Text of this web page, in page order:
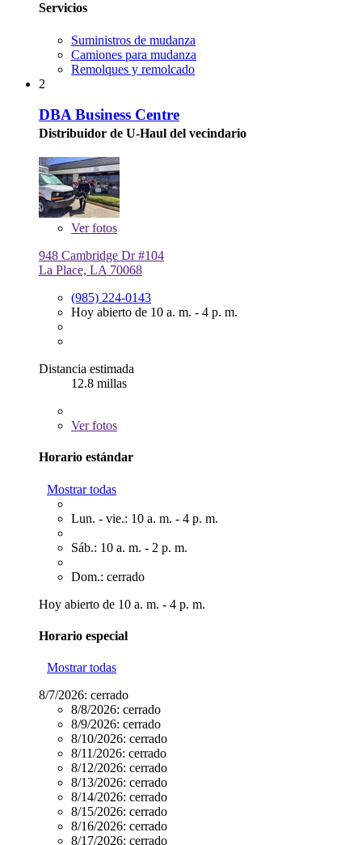
Servicios
Suministros de mudanza
Camiones para mudanza
Remolques y remolcado
2
DBA Business Centre
Distribuidor de U-Haul del vecindario
Verfotos
948 Cambridge Dr #104
La Place, LA 70068
(985) 224-0143
Hoy abierto de 10 a. m. - 4 p. m.
Distancia estimada
12.8 millas
Verfotos
Horario estándar
Mostrar todas
Lun. - vie.: 10 a. m. - 4 p. m.
Sáb.: 10 a. m. - 2 p. m.
Dom.: cerrado
Hoy abierto de 10 a. m. - 4 p. m.
Horario especial
Mostrar todas
8/7/2026: cerrado
8/8/2026: cerrado
8/9/2026: cerrado
8/10/2026: cerrado
8/11/2026: cerrado
8/12/2026: cerrado
8/13/2026: cerrado
8/14/2026: cerrado
8/15/2026: cerrado
8/16/2026: cerrado
8/17/2026: cerrado